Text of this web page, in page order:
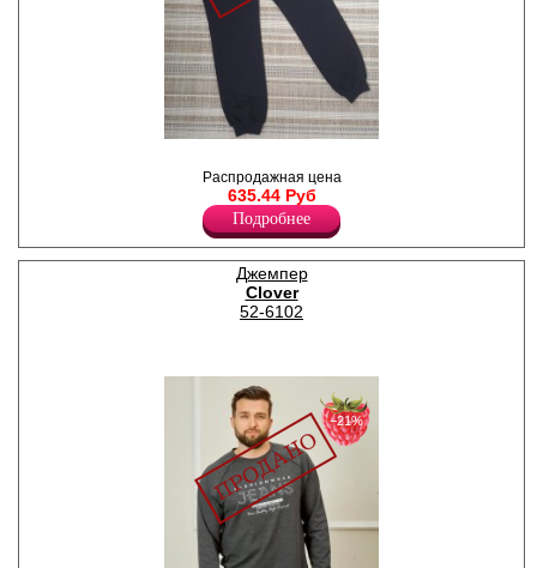
спортивные, прямые,
свободного кроя, с боковыми
карманами, пояс на резинке
с регулирующим шнурком,
низ на манжетах,
Хлопок 95%
Эластан 5%
Распродажная цена
635.44 Руб
Подробнее
Джемпер
Clover
52-6102
−21%